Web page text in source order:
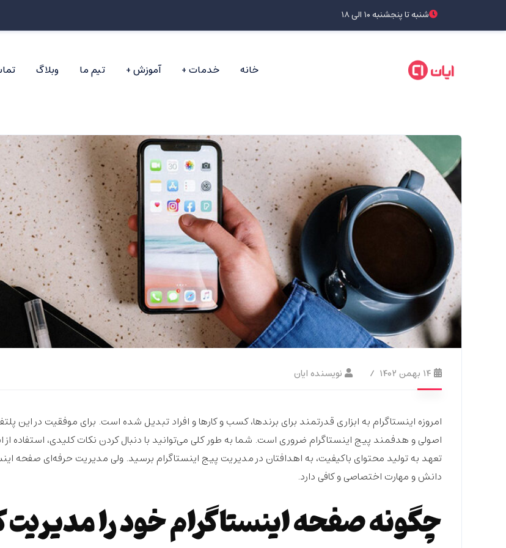
شنبه تا پنجشنبه ۱۰ الی ۱۸
خانه خدمات آموزش تیم ما وبلاگ
۱۴ بهمن ۱۴۰۲ نویسنده ایان
امروزه اینستاگرام به ابزاری قدرتمند برای برندها، کسب و کارها و افراد تبدیل شده است. برای موفقیت در این
اصولی و هدفمند پیج اینستاگرام ضروری است. شما به طور کلی می‌توانید با دنبال کردن نکات کلیدی، استفاده از
تعهد به تولید محتوای باکیفیت، به اهدافتان در مدیریت پیج اینستاگرام برسید. ولی مدیریت حرفه‌ای صفحه
دانش و مهارت اختصاصی و کافی دارد.
چگونه صفحه اینستاگرام خود را